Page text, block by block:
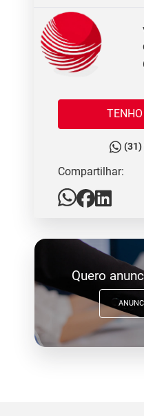
(31)
Compartilhar:
Quero